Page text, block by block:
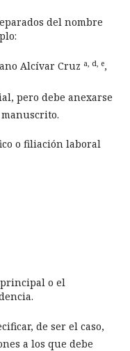
del nombre
Alcívar Cruz a, d, e,
pero debe anexarse
o filiación laboral
o el
de ser el caso,
a los que debe